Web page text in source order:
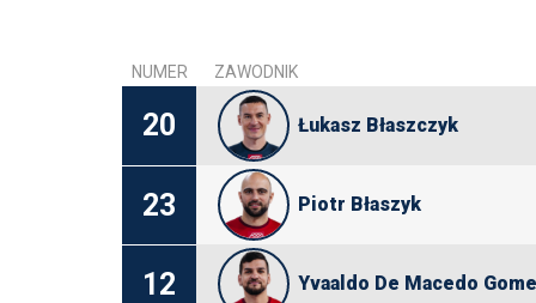
NUMER ZAWODNIK
20 Łukasz Błaszczyk
23 Piotr Błaszyk
12 Yvaaldo De Macedo